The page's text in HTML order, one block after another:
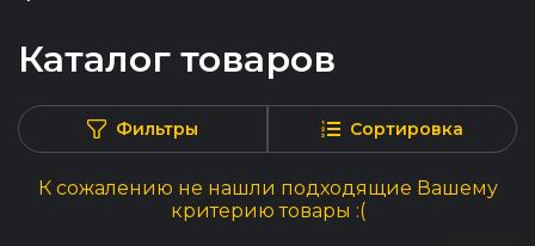
Каталог товаров
Фильтры Сортировка
К сожалению не нашли подходящие Вашему
критерию товары :(